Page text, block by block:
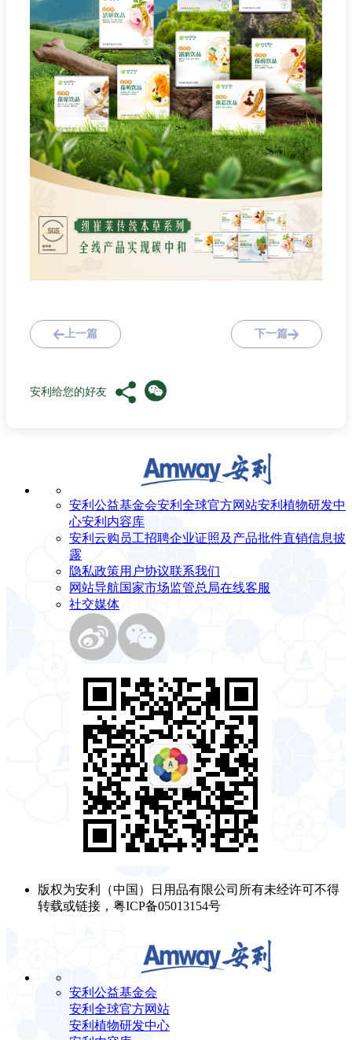
上一篇 下一篇
安利给您的好友
安利公益基金会安利全球官方网站安利植物研发中
心安利内容库
安利云购 员工招聘企业证照及产品批件直销信息披
露
隐私政策用户协议联系我们
网站导航国家市场监管总局在线客服
社交媒体
版权为安利（中国）日用品有限公司所有未经许可不得
转载或链接，粤ICP备05013154号
安利公益基金会
安利全球官方网站
安利植物研发中心